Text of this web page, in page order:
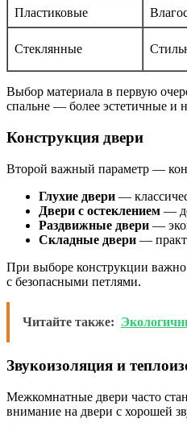
Пластиковые
Стеклянные
Выбор материала в первую
спальне — более эстетичные и
Конструкция двери
Второй важный параметр —
Глухие двери —
Двери с остеклением —
Раздвижные двери —
Складные двери —
При выборе конструкции
с безопасными петлями.
Читайте также:
Звукоизоляция и
Межкомнатные двери часто
внимание на двери с хорошей